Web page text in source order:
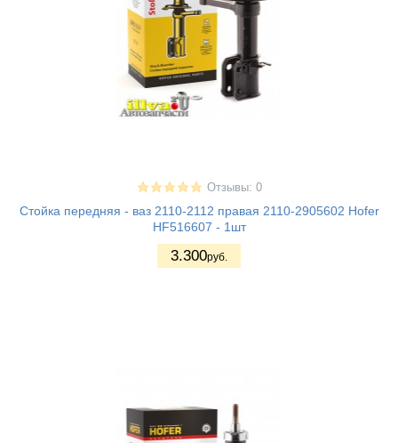
Отзывы: 0
Стойка передняя - ваз 2110-2112 правая 2110-2905602 Hofer
HF516607 - 1шт
3.300руб.